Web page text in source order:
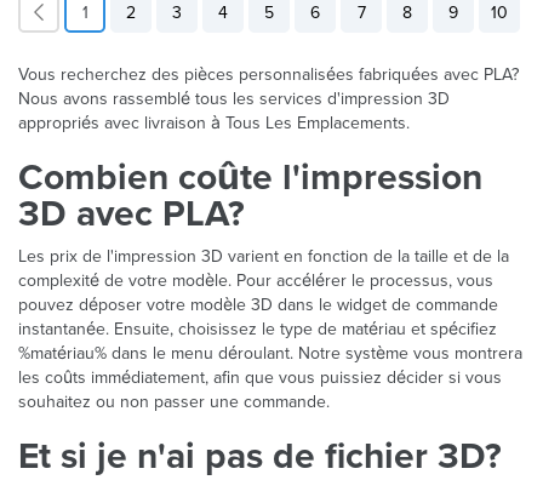
1 2 3 4 5 6 7 8 9 10
Vous recherchez des pièces personnalisées fabriquées avec PLA?
Nous avons rassemblé tous les services d'impression 3D
appropriés avec livraison à Tous Les Emplacements.
Combien coûte l'impression
3D avec PLA?
Les prix de l'impression 3D varient en fonction de la taille et de la
complexité de votre modèle. Pour accélérer le processus, vous
pouvez déposer votre modèle 3D dans le widget de commande
instantanée. Ensuite, choisissez le type de matériau et spécifiez
%matériau% dans le menu déroulant. Notre système vous montrera
les coûts immédiatement, afin que vous puissiez décider si vous
souhaitez ou non passer une commande.
Et si je n'ai pas de fichier 3D?